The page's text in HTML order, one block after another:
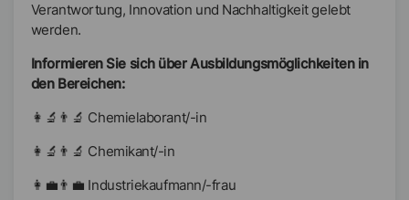
Verantwortung, Innovation und Nachhaltigkeit gelebt
werden.
Informieren Sie sich über Ausbildungsmöglichkeiten in
den Bereichen:
👩‍🔬👨‍🔬 Chemielaborant/-in
👩‍🔬👨‍🔬 Chemikant/-in
👩‍💼👨‍💼 Industriekaufmann/-frau